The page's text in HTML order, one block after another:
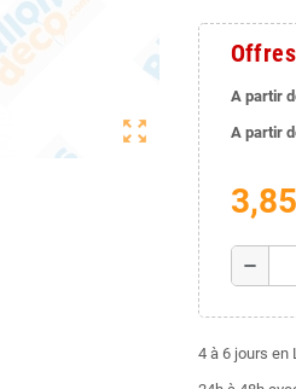
zoom_out_map
A partir
A partir
remove
4 à 6 jours en